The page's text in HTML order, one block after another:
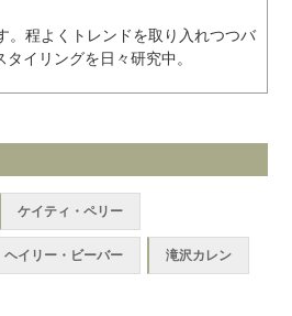
。程よくトレンドを取り入れつつバ
タイリングを日々研究中。
ケイティ・ペリー
ヘイリー・ビーバー 滝沢カレン